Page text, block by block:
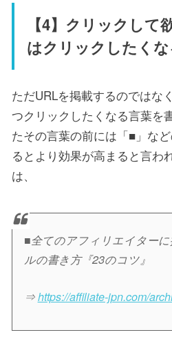
【4】クリックして
はクリックしたくな
ただURLを掲載するのではな
つクリックしたくなる言葉を
たその言葉の前には「■」な
るとより効果が高まると言わ
は、
■全てのアフィリエイター
ルの書き方『23のコツ』
⇒https://affiliate-jpn.com/